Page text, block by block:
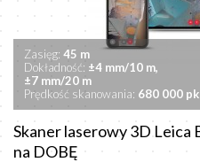
Zasięg: 45 m
Dokładność: ±4 mm/10 m,
±7 mm/20 m
Prędkość skanowania: 680 000
Skaner laserowy 3D Leica
na DOBĘ